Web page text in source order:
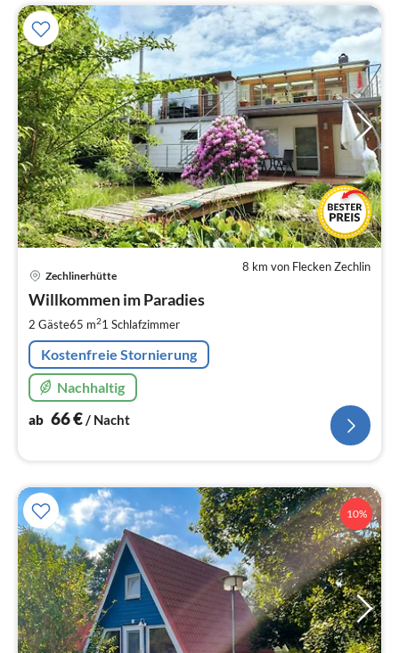
8 km von Flecken Zechlin
Zechlinerhütte
Willkommen im Paradies
2 Gäste65 m21 Schlafzimmer
Kostenfreie Stornierung
Nachhaltig
ab 66€/ Nacht
10%